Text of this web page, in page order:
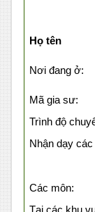
Họ tên
Nơi đang ở:
Mã gia sư:
Trình độ
Nhận dạy
Các môn: